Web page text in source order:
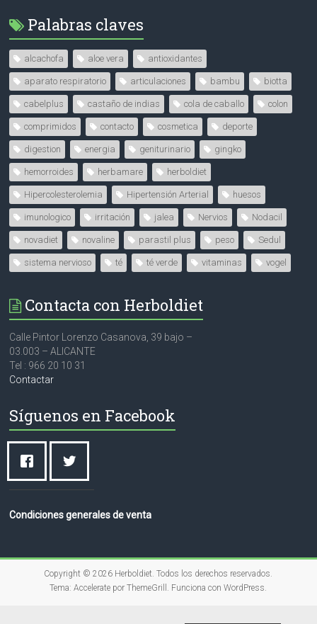
Palabras claves
alcachofa aloe vera antioxidantes
aparato respiratorio articulaciones bambu biotta
cabelplus castaño de indias cola de caballo colon
comprimidos contacto cosmetica deporte
digestion energia geniturinario gingko
hemorroides herbamare herboldiet
Hipercolesterolemia Hipertensión Arterial huesos
imunologico irritación jalea Nervios Nodacil
novadiet novaline parastil plus peso Sedul
sistema nervioso té té verde vitaminas vogel
Contacta con Herboldiet
Calle Pintor Lorenzo Casanova, 39 bajo –
03.003 – ALICANTE
Tel : 966 20 10 31
Contactar
Síguenos en Facebook
Condiciones generales de venta
Copyright © 2026 Herboldiet . Todos los derechos reservados.
Tema:Accelerate por ThemeGrill. Funciona conWordPress